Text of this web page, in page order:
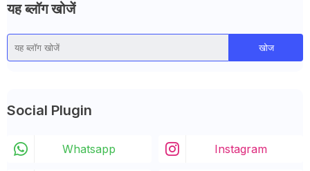
यह ब्लॉग खोजें
Social Plugin
Whatsapp Instagram